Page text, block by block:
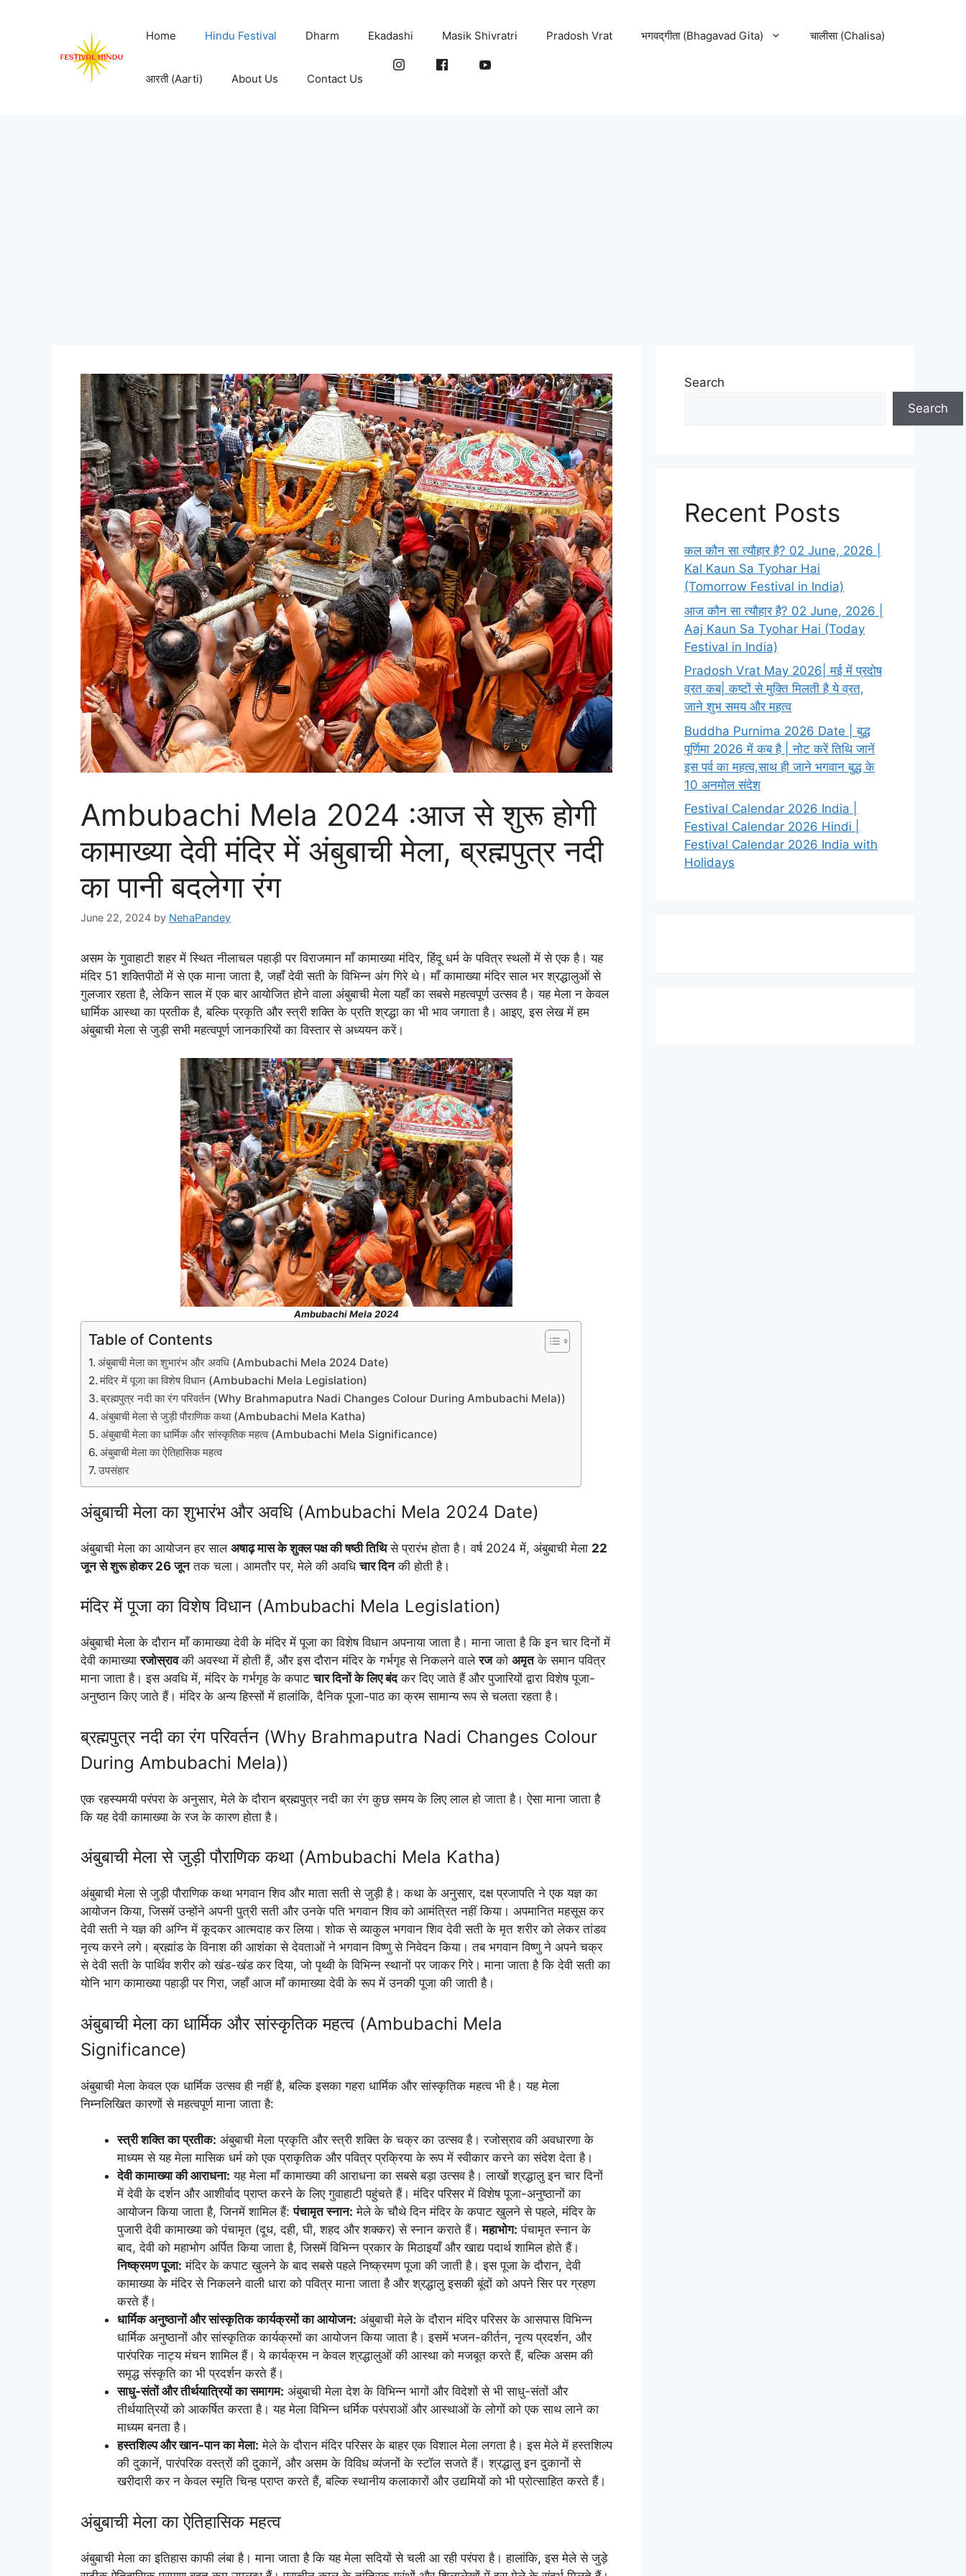
Home Hindu Festival Dharm Ekadashi Masik Shivratri Pradosh Vrat भगवद्‌गीता (Bhagavad Gita) चालीसा (Chalisa)
आरती (Aarti) About Us Contact Us
Ambubachi Mela 2024 :आज से शुरू होगी
कामाख्या देवी मंदिर में अंबुबाची मेला, ब्रह्मपुत्र नदी
का पानी बदलेगा रंग
June 22, 2024 by NehaPandey
असम के गुवाहाटी शहर में स्थित नीलाचल पहाड़ी पर विराजमान माँ कामाख्या मंदिर, हिंदू धर्म के पवित्र स्थलों में से एक है। यह
मंदिर 51 शक्तिपीठों में से एक माना जाता है, जहाँ देवी सती के विभिन्न अंग गिरे थे। माँ कामाख्या मंदिर साल भर श्रद्धालुओं से
गुलजार रहता है, लेकिन साल में एक बार आयोजित होने वाला अंबुबाची मेला यहाँ का सबसे महत्वपूर्ण उत्सव है। यह मेला न केवल
धार्मिक आस्था का प्रतीक है, बल्कि प्रकृति और स्त्री शक्ति के प्रति श्रद्धा का भी भाव जगाता है। आइए, इस लेख में हम
अंबुबाची मेला से जुड़ी सभी महत्वपूर्ण जानकारियों का विस्तार से अध्ययन करें।
Ambubachi Mela 2024
Table of Contents
अंबुबाची मेला का शुभारंभ और अवधि (Ambubachi Mela 2024 Date)
मंदिर में पूजा का विशेष विधान (Ambubachi Mela Legislation)
ब्रह्मपुत्र नदी का रंग परिवर्तन (Why Brahmaputra Nadi Changes Colour During Ambubachi Mela))
अंबुबाची मेला से जुड़ी पौराणिक कथा (Ambubachi Mela Katha)
अंबुबाची मेला का धार्मिक और सांस्कृतिक महत्व (Ambubachi Mela Significance)
अंबुबाची मेला का ऐतिहासिक महत्व
उपसंहार
अंबुबाची मेला का शुभारंभ और अवधि (Ambubachi Mela 2024 Date)
अंबुबाची मेला का आयोजन हर साल अषाढ़ मास के शुक्ल पक्ष की षष्ठी तिथिसे प्रारंभ होता है। वर्ष 2024 में, अंबुबाची मेला 22
जून से शुरू होकर 26 जूनतक चला। आमतौर पर, मेले की अवधिचार दिनकी होती है।
मंदिर में पूजा का विशेष विधान (Ambubachi Mela Legislation)
अंबुबाची मेला के दौरान माँ कामाख्या देवी के मंदिर में पूजा का विशेष विधान अपनाया जाता है। माना जाता है कि इन चार दिनों में
देवी कामाख्यारजोस्रावकी अवस्था में होती हैं, और इस दौरान मंदिर के गर्भगृह से निकलने वालेरजको अमृतके समान पवित्र
माना जाता है। इस अवधि में, मंदिर के गर्भगृह के कपाटचार दिनों के लिए बंदकर दिए जाते हैं और पुजारियों द्वारा विशेष पूजा-
अनुष्ठान किए जाते हैं। मंदिर के अन्य हिस्सों में हालांकि, दैनिक पूजा-पाठ का क्रम सामान्य रूप से चलता रहता है।
ब्रह्मपुत्र नदी का रंग परिवर्तन (Why Brahmaputra Nadi Changes Colour
During Ambubachi Mela))
एक रहस्यमयी परंपरा के अनुसार, मेले के दौरान ब्रह्मपुत्र नदी का रंग कुछ समय के लिए लाल हो जाता है। ऐसा माना जाता है
कि यह देवी कामाख्या के रज के कारण होता है।
अंबुबाची मेला से जुड़ी पौराणिक कथा (Ambubachi Mela Katha)
अंबुबाची मेला से जुड़ी पौराणिक कथा भगवान शिव और माता सती से जुड़ी है। कथा के अनुसार, दक्ष प्रजापति ने एक यज्ञ का
आयोजन किया, जिसमें उन्होंने अपनी पुत्री सती और उनके पति भगवान शिव को आमंत्रित नहीं किया। अपमानित महसूस कर
देवी सती ने यज्ञ की अग्नि में कूदकर आत्मदाह कर लिया। शोक से व्याकुल भगवान शिव देवी सती के मृत शरीर को लेकर तांडव
नृत्य करने लगे। ब्रह्मांड के विनाश की आशंका से देवताओं ने भगवान विष्णु से निवेदन किया। तब भगवान विष्णु ने अपने चक्र
से देवी सती के पार्थिव शरीर को खंड-खंड कर दिया, जो पृथ्वी के विभिन्न स्थानों पर जाकर गिरे। माना जाता है कि देवी सती का
योनि भाग कामाख्या पहाड़ी पर गिरा, जहाँ आज माँ कामाख्या देवी के रूप में उनकी पूजा की जाती है।
अंबुबाची मेला का धार्मिक और सांस्कृतिक महत्व (Ambubachi Mela
Significance)
अंबुबाची मेला केवल एक धार्मिक उत्सव ही नहीं है, बल्कि इसका गहरा धार्मिक और सांस्कृतिक महत्व भी है। यह मेला
निम्नलिखित कारणों से महत्वपूर्ण माना जाता है:
स्त्री शक्ति का प्रतीक: अंबुबाची मेला प्रकृति और स्त्री शक्ति के चक्र का उत्सव है। रजोस्राव की अवधारणा के
माध्यम से यह मेला मासिक धर्म को एक प्राकृतिक और पवित्र प्रक्रिया के रूप में स्वीकार करने का संदेश देता है।
देवी कामाख्या की आराधना: यह मेला माँ कामाख्या की आराधना का सबसे बड़ा उत्सव है। लाखों श्रद्धालु इन चार दिनों
में देवी के दर्शन और आशीर्वाद प्राप्त करने के लिए गुवाहाटी पहुंचते हैं। मंदिर परिसर में विशेष पूजा-अनुष्ठानों का
आयोजन किया जाता है, जिनमें शामिल हैं:पंचामृत स्नान: मेले के चौथे दिन मंदिर के कपाट खुलने से पहले, मंदिर के
पुजारी देवी कामाख्या को पंचामृत (दूध, दही, घी, शहद और शक्कर) से स्नान कराते हैं।महाभोग: पंचामृत स्नान के
बाद, देवी को महाभोग अर्पित किया जाता है, जिसमें विभिन्न प्रकार के मिठाइयाँ और खाद्य पदार्थ शामिल होते हैं।
निष्क्रमण पूजा: मंदिर के कपाट खुलने के बाद सबसे पहले निष्क्रमण पूजा की जाती है। इस पूजा के दौरान, देवी
कामाख्या के मंदिर से निकलने वाली धारा को पवित्र माना जाता है और श्रद्धालु इसकी बूंदों को अपने सिर पर ग्रहण
करते हैं।
धार्मिक अनुष्ठानों और सांस्कृतिक कार्यक्रमों का आयोजन: अंबुबाची मेले के दौरान मंदिर परिसर के आसपास विभिन्न
धार्मिक अनुष्ठानों और सांस्कृतिक कार्यक्रमों का आयोजन किया जाता है। इसमें भजन-कीर्तन, नृत्य प्रदर्शन, और
पारंपरिक नाट्य मंचन शामिल हैं। ये कार्यक्रम न केवल श्रद्धालुओं की आस्था को मजबूत करते हैं, बल्कि असम की
समृद्ध संस्कृति का भी प्रदर्शन करते हैं।
साधु-संतों और तीर्थयात्रियों का समागम: अंबुबाची मेला देश के विभिन्न भागों और विदेशों से भी साधु-संतों और
तीर्थयात्रियों को आकर्षित करता है। यह मेला विभिन्न धर्मिक परंपराओं और आस्थाओं के लोगों को एक साथ लाने का
माध्यम बनता है।
हस्तशिल्प और खान-पान का मेला: मेले के दौरान मंदिर परिसर के बाहर एक विशाल मेला लगता है। इस मेले में हस्तशिल्प
की दुकानें, पारंपरिक वस्त्रों की दुकानें, और असम के विविध व्यंजनों के स्टॉल सजते हैं। श्रद्धालु इन दुकानों से
खरीदारी कर न केवल स्मृति चिन्ह प्राप्त करते हैं, बल्कि स्थानीय कलाकारों और उद्यमियों को भी प्रोत्साहित करते हैं।
अंबुबाची मेला का ऐतिहासिक महत्व
अंबुबाची मेला का इतिहास काफी लंबा है। माना जाता है कि यह मेला सदियों से चली आ रही परंपरा है। हालांकि, इस मेले से जुड़े
Search
Search
Recent Posts
कल कौन सा त्यौहार है? 02 June, 2026 |
Kal Kaun Sa Tyohar Hai
(Tomorrow Festival in India)
आज कौन सा त्यौहार है? 02 June, 2026 |
Aaj Kaun Sa Tyohar Hai (Today
Festival in India)
Pradosh Vrat May 2026| मई में प्रदोष
व्रत कब| कष्टों से मुक्ति मिलती है ये व्रत,
जाने शुभ समय और महत्व
Buddha Purnima 2026 Date | बुद्ध
पूर्णिमा 2026 में कब है | नोट करें तिथि जानें
इस पर्व का महत्व,साथ ही जाने भगवान बुद्ध के
10 अनमोल संदेश
Festival Calendar 2026 India |
Festival Calendar 2026 Hindi |
Festival Calendar 2026 India with
Holidays